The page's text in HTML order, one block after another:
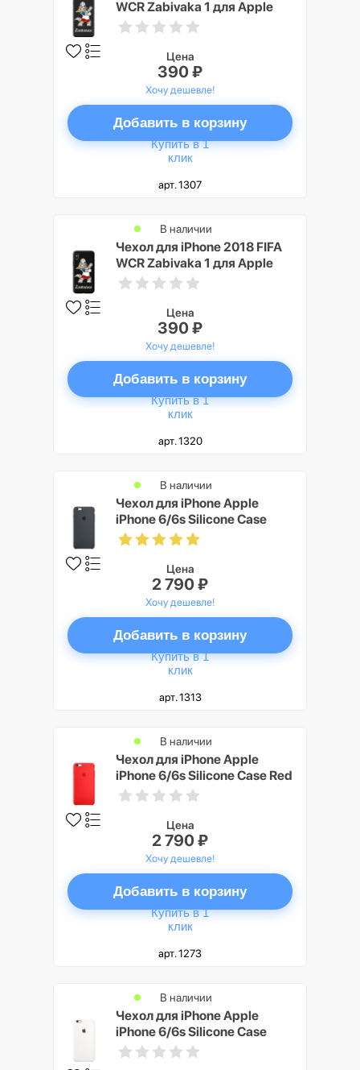
WCR Zabivaka 1 для Apple
iPhone 7/8 Plus
Цена
390 ₽
Хочу дешевле!
Добавить в корзину
Купить в 1
клик
арт. 1307
Чехол для iPhone 2018 FIFA
WCR Zabivaka 1 для Apple
iPhone X
В наличии
Цена
390 ₽
Хочу дешевле!
Добавить в корзину
Купить в 1
клик
арт. 1320
Чехол для iPhone Apple
iPhone 6/6s Silicone Case
Charcoal Gray
В наличии
Цена
2 790 ₽
Хочу дешевле!
Добавить в корзину
Купить в 1
клик
арт. 1313
Чехол для iPhone Apple
iPhone 6/6s Silicone Case Red
В наличии
Цена
2 790 ₽
Хочу дешевле!
Добавить в корзину
Купить в 1
клик
арт. 1273
Чехол для iPhone Apple
iPhone 6/6s Silicone Case
White
В наличии